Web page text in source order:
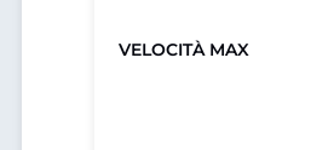
VELOCITÀ MAX